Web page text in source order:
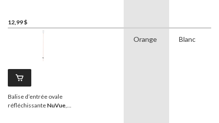
rouge/blanc, 46 po
12,99 $
Balise d’entrée ovale
réfléchissante NuVue,
Orange Blanc